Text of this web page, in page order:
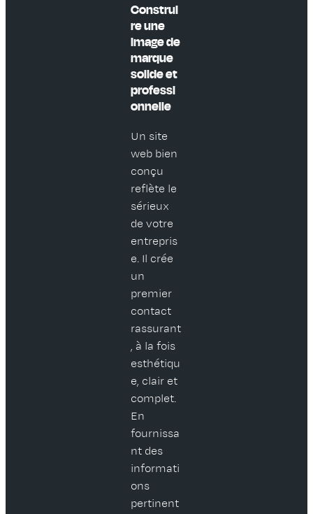
Construi
re une
image de
marque
solide et
professi
onnelle
Un site
web bien
conçu
reflète le
sérieux
de votre
entrepris
e. Il crée
un
premier
contact
rassurant
, à la fois
esthétiqu
e, clair et
complet.
En
fournissa
nt des
informati
ons
pertinent